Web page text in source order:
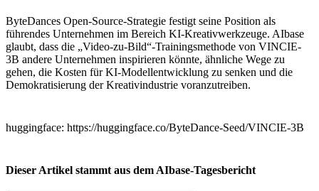
ByteDances Open-Source-Strategie festigt seine Position als
führendes Unternehmen im Bereich KI-Kreativwerkzeuge. AIbase
glaubt, dass die „Video-zu-Bild“-Trainingsmethode von VINCIE-
3B andere Unternehmen inspirieren könnte, ähnliche Wege zu
gehen, die Kosten für KI-Modellentwicklung zu senken und die
Demokratisierung der Kreativindustrie voranzutreiben.
huggingface: https://huggingface.co/ByteDance-Seed/VINCIE-3B
Dieser Artikel stammt aus dem AIbase-Tagesbericht